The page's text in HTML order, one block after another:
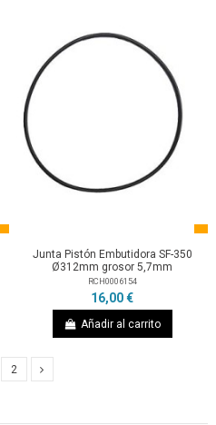
Junta Pistón Embutidora SF-350
Ø312mm grosor 5,7mm
RCH0006154
16,00 €
Añadir al carrito
2